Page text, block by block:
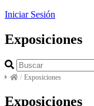
Iniciar Sesión
Exposiciones
/ Exposiciones
Exposiciones